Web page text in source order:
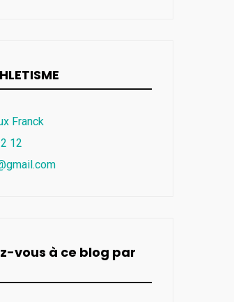
Franck
12
vous à ce blog par